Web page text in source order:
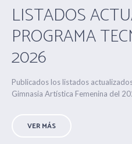
LISTADOS
PROGRAMA
2026
Publicados los listados
Gimnasia Artística Femenina del
VER MÁS